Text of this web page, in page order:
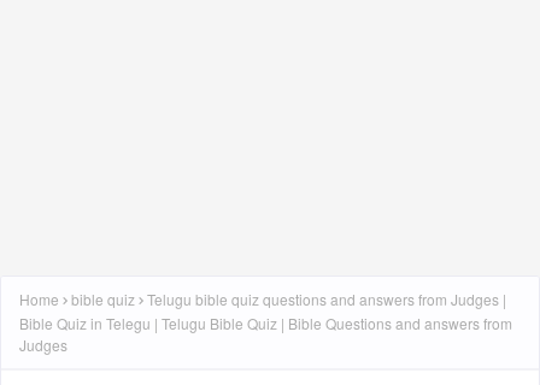
Home bible quiz Telugu bible quiz questions and answers from Judges |
Bible Quiz in Telegu | Telugu Bible Quiz | Bible Questions and answers from
Judges